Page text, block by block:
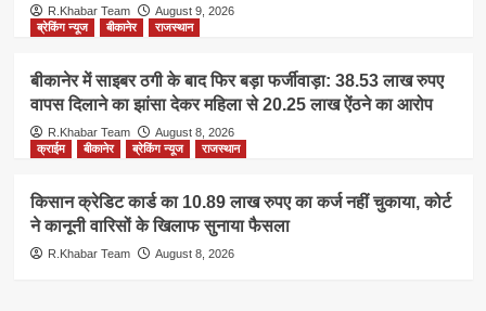
R.Khabar Team
August 9, 2026
ब्रेकिंग न्यूज
बीकानेर राजस्थान
बीकानेर में साइबर ठगी के बाद फिर बड़ा फर्जीवाड़ा: 38.53 लाख रुपए
वापस दिलाने का झांसा देकर महिला से 20.25 लाख ऐंठने का आरोप
R.Khabar Team
August 8, 2026
क्राईम
बीकानेर ब्रेकिंग न्यूज राजस्थान
किसान क्रेडिट कार्ड का 10.89 लाख रुपए का कर्ज नहीं चुकाया, कोर्ट
ने कानूनी वारिसों के खिलाफ सुनाया फैसला
R.Khabar Team August 8, 2026